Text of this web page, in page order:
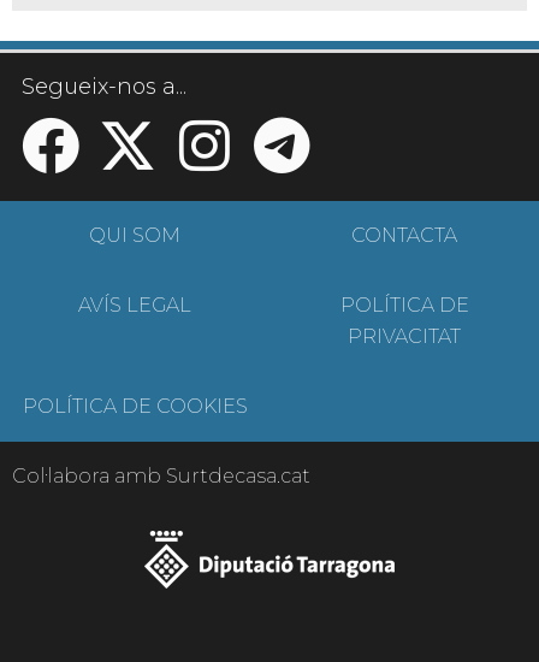
Segueix-nos a...
QUI SOM CONTACTA
AVÍS LEGAL
POLÍTICA DE
PRIVACITAT
POLÍTICA DE COOKIES
Col·labora amb Surtdecasa.cat